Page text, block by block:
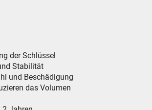
der Schlüssel
Stabilität
und Beschädigung
das Volumen